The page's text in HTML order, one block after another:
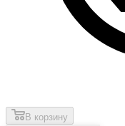
В корзину